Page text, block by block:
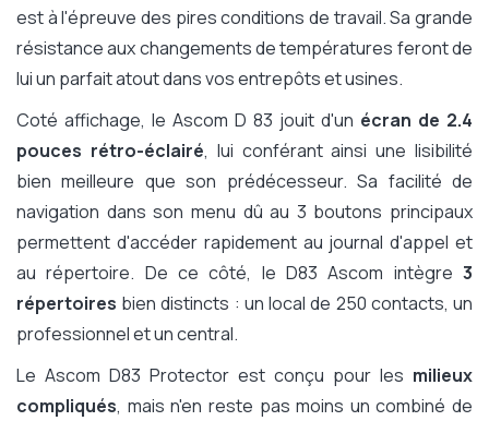
est à l'épreuve des pires conditions de travail. Sa grande
résistance aux changements de températures feront de
lui un parfait atout dans vos entrepôts et usines.
Coté affichage, le Ascom D 83 jouit d'un écran de 2.4
pouces rétro-éclairé, lui conférant ainsi une lisibilité
bien meilleure que son prédécesseur. Sa facilité de
navigation dans son menu dû au 3 boutons principaux
permettent d'accéder rapidement au journal d'appel et
au répertoire. De ce côté, le D83 Ascom intègre 3
répertoires bien distincts : un local de 250 contacts, un
professionnel et un central.
Le Ascom D83 Protector est conçu pour les milieux
compliqués, mais n'en reste pas moins un combiné de